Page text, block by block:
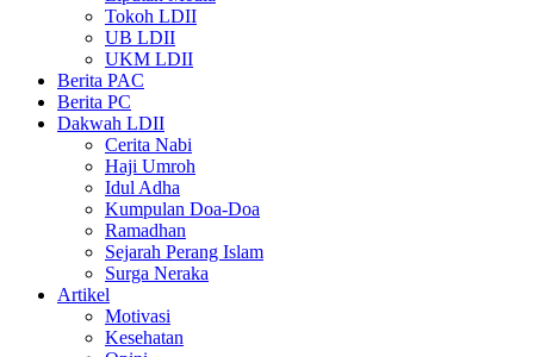
Tokoh LDII
UB LDII
UKM LDII
Berita PAC
Berita PC
Dakwah LDII
Cerita Nabi
Haji Umroh
Idul Adha
Kumpulan Doa-Doa
Ramadhan
Sejarah Perang Islam
Surga Neraka
Artikel
Motivasi
Kesehatan